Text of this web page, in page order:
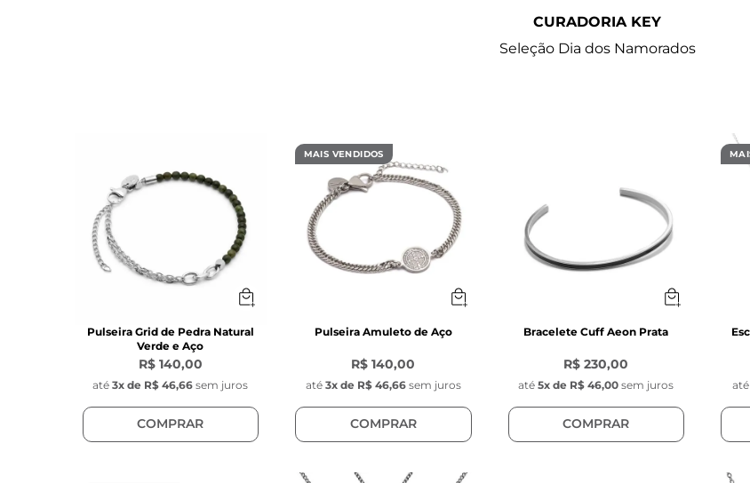
CURADORIA KEY
Seleção Dia dos Namorados
Pulseira Grid de Pedra Natural
Verde e Aço
R$ 140,00
até 3x de R$ 46,66 sem juros
COMPRAR
MAIS VENDIDOS
Pulseira Amuleto de Aço
R$ 140,00
até 3x de R$ 46,66 sem juros
COMPRAR
Bracelete Cuff Aeon Prata
R$ 230,00
até 5x de R$ 46,00 sem juros
COMPRAR
até